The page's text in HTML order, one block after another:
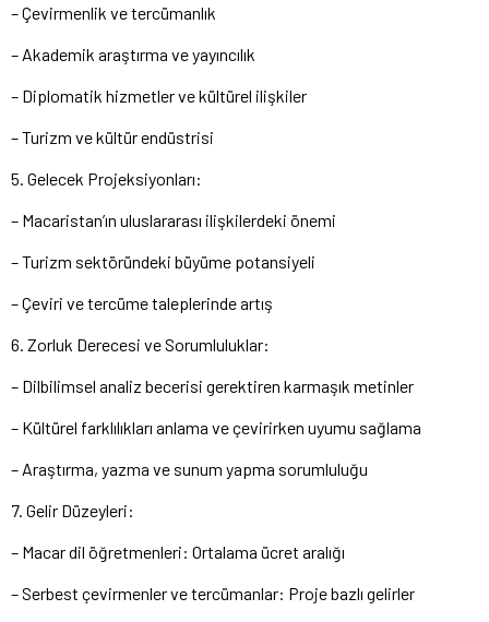
– Çevirmenlik ve tercümanlık
– Akademik araştırma ve yayıncılık
– Diplomatik hizmetler ve kültürel ilişkiler
– Turizm ve kültür endüstrisi
5. Gelecek Projeksiyonları:
– Macaristan’ın uluslararası ilişkilerdeki önemi
– Turizm sektöründeki büyüme potansiyeli
– Çeviri ve tercüme taleplerinde artış
6. Zorluk Derecesi ve Sorumluluklar:
– Dilbilimsel analiz becerisi gerektiren karmaşık metinler
– Kültürel farklılıkları anlama ve çevirirken uyumu sağlama
– Araştırma, yazma ve sunum yapma sorumluluğu
7. Gelir Düzeyleri:
– Macar dil öğretmenleri: Ortalama ücret aralığı
– Serbest çevirmenler ve tercümanlar: Proje bazlı gelirler